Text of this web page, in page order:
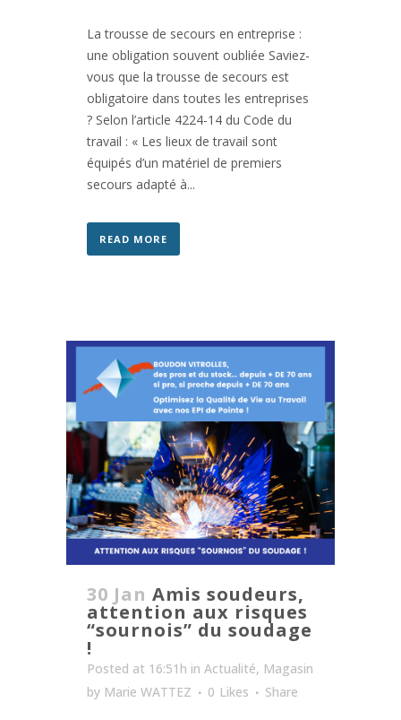
La trousse de secours en entreprise :
une obligation souvent oubliée Saviez-
vous que la trousse de secours est
obligatoire dans toutes les entreprises
? Selon l’article 4224-14 du Code du
travail : « Les lieux de travail sont
équipés d’un matériel de premiers
secours adapté à...
READ MORE
30 Jan Amis soudeurs,
attention aux risques
“sournois” du soudage
!
Posted at 16:51h in Actualité, Magasin
by Marie WATTEZ 0 Likes Share